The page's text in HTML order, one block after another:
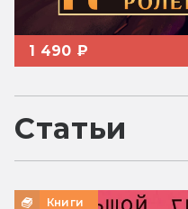
1 490 ₽
Статьи
Книги